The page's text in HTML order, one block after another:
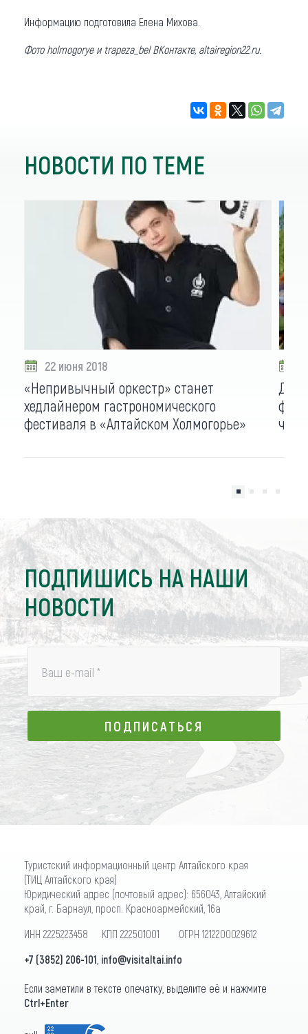
Информацию подготовила Елена Михова.
Фото holmogorye и trapeza_bel ВКонтакте, altairegion22.ru.
НОВОСТИ ПО ТЕМЕ
22 июня 2018
«Непривычный оркестр» станет
хедлайнером гастрономического
фестиваля в «Алтайском Холмогорье»
ПОДПИШИСЬ НА НАШИ
НОВОСТИ
Ваш e-mail *
ПОДПИСАТЬСЯ
ПОДПИСАТЬСЯ
Туристский информационный центр Алтайского края
(ТИЦ Алтайского края)
Юридический адрес (почтовый адрес): 656043, Алтайский
край, г. Барнаул, просп. Красноармейский, 16а
ИНН 2225223458 КПП 222501001 ОГРН 1212200029612
+7 (3852) 206-101 info@visitaltai.info
Если заметили в тексте опечатку, выделите её и нажмите
Ctrl+Enter